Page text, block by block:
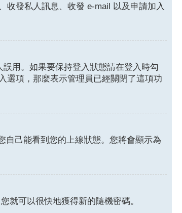
收發私人訊息、收發 e-mail 以及申請加入
用。如果要保持登入狀態請在登入時勾
選項，那麼表示管理員已經關閉了這項功
自己能看到您的上線狀態。您將會顯示為
就可以很快地獲得新的隨機密碼。